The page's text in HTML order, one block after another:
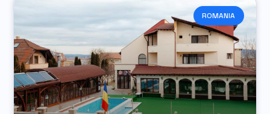
ROMANIA